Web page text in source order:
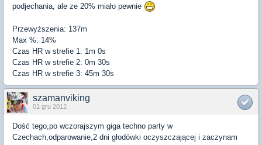
podjechania, ale ze 20% miało pewnie
Przewyższenia: 137m
Max %: 14%
Czas HR w strefie 1: 1m 0s
Czas HR w strefie 2: 0m 30s
Czas HR w strefie 3: 45m 30s
szamanviking
01 gru 2012
Dość tego,po wczorajszym giga techno party w
Czechach,odparowanie,2 dni głodówki oczyszczającej i zaczynam